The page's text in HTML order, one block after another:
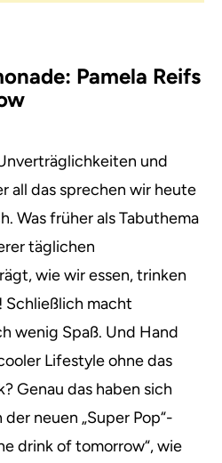
Pamela Reifs
und
all das sprechen wir heute
Was früher als Tabuthema
täglichen
wie wir essen, trinken
Schließlich macht
wenig Spaß. Und Hand
Lifestyle ohne das
Genau das haben sich
neuen „Super Pop“-
drink of tomorrow“, wie